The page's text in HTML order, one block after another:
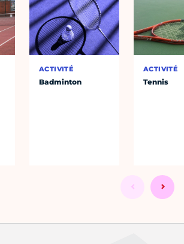
ACTIVITÉ
Badminton
ACTIVITÉ
Tennis